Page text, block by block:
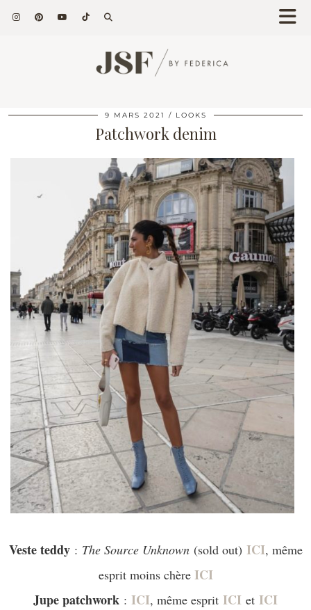
9 MARS 2021 LOOKS
Patchwork denim
Veste teddy : The Source Unknown(sold out) ICI, même
esprit moins chère ICI
Jupe patchwork : ICI, même esprit ICI et ICI